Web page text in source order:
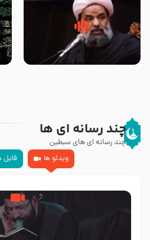
سلام جوانی که امام حسین علیه
السلام خودش جوابش را دادند
چند رسانه ای ها
چند رسانه ای های سبطین
ویدئو ها